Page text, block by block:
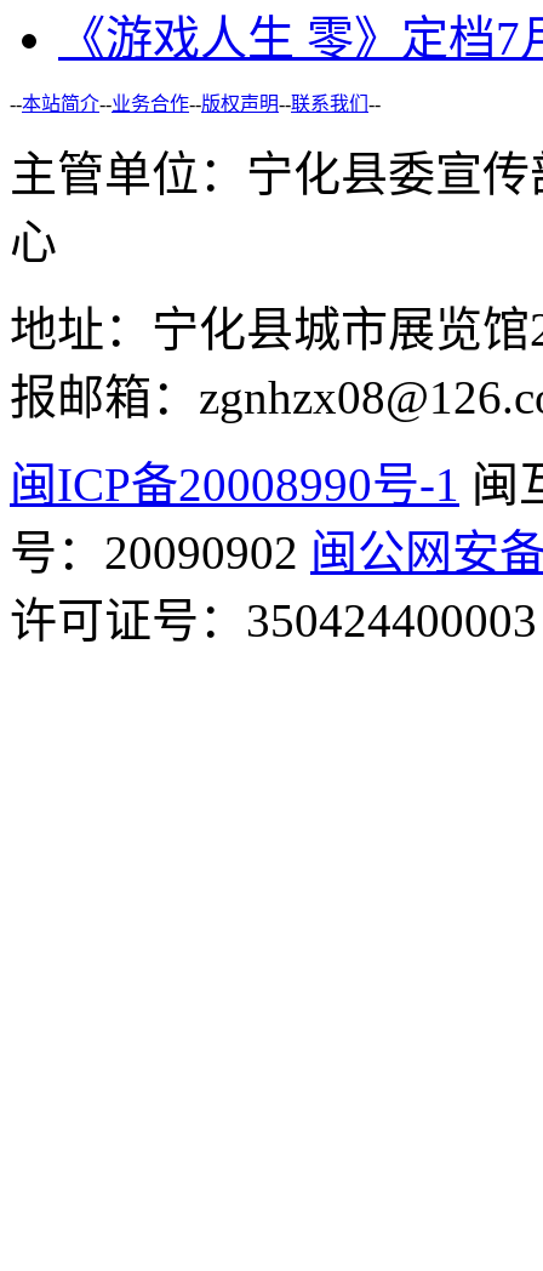
《游戏人生 零》定档
--本站简介--业务合作--版权声明--联系我们 --
主管单位：宁化县委宣
心
地址：宁化县城市展览馆
报邮箱：
闽ICP备20008990号-1 闽
号：20090902 闽公网安
许可证号：350424400003